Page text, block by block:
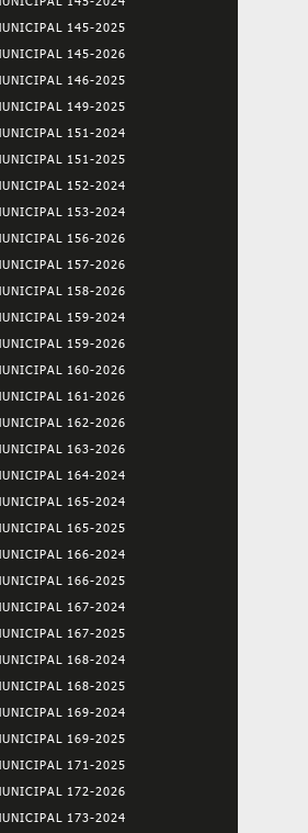
145-2025
145-2026
146-2025
149-2025
151-2024
151-2025
152-2024
153-2024
156-2026
157-2026
158-2026
159-2024
159-2026
160-2026
161-2026
162-2026
163-2026
164-2024
165-2024
165-2025
166-2024
166-2025
167-2024
167-2025
168-2024
168-2025
169-2024
169-2025
171-2025
172-2026
173-2024